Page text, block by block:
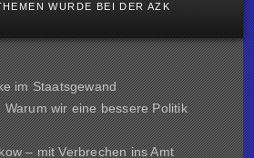
WURDE BEI DER AZK
im Staatsgewand
wir eine bessere Politik
– mit Verbrechen ins Amt